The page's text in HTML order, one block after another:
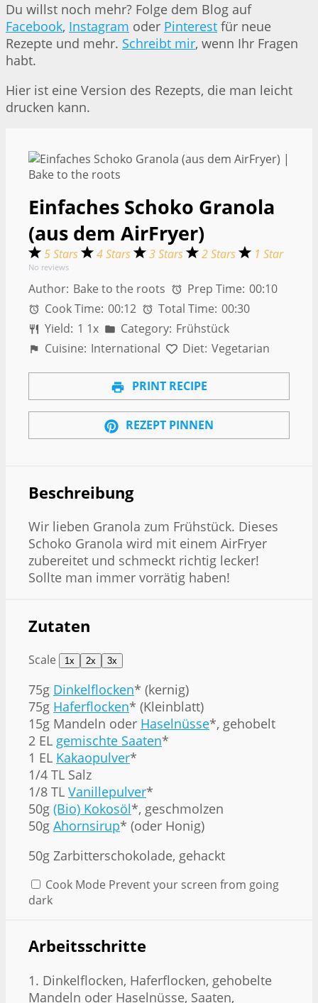
Du willst noch mehr? Folge dem Blog auf
Facebook, Instagram oder Pinterest für neue
Rezepte und mehr. Schreibt mir, wenn Ihr Fragen
habt.
Hier ist eine Version des Rezepts, die man leicht
drucken kann.
Einfaches Schoko Granola
(aus dem AirFryer)
5 Stars 4 Stars 3 Stars 2 Stars 1 Star
No reviews
Author: Bake to the roots Prep Time: 00:10
Cook Time: 00:12 Total Time: 00:30
Yield: 1 1x Category: Frühstück
Cuisine: International Diet: Vegetarian
PRINT RECIPE
REZEPT PINNEN
Beschreibung
Wir lieben Granola zum Frühstück. Dieses
Schoko Granola wird mit einem AirFryer
zubereitet und schmeckt richtig lecker!
Sollte man immer vorrätig haben!
Zutaten
Scale 1x 2x 3x
75g Dinkelflocken* (kernig)
75g Haferflocken* (Kleinblatt)
15g Mandeln oder Haselnüsse*, gehobelt
2 EL gemischte Saaten*
1 EL Kakaopulver*
1/4 TL Salz
1/8 TL Vanillepulver*
50g (Bio) Kokosöl*, geschmolzen
50g Ahornsirup* (oder Honig)
50g Zarbitterschokolade, gehackt
Cook Mode Prevent your screen from going
dark
Arbeitsschritte
1. Dinkelflocken, Haferflocken, gehobelte
Mandeln oder Haselnüsse, Saaten,